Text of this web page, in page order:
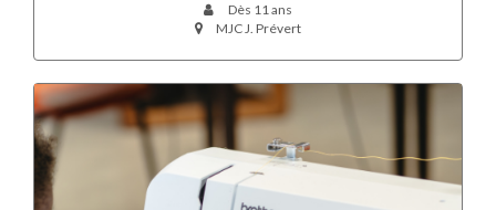
Dès 11 ans
MJC J. Prévert